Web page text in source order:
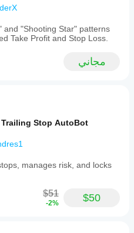
"Shooting Star" patterns
Take Profit and Stop Loss.
مجاني
Stop AutoBot
manages risk, and locks
$51
-2% $50